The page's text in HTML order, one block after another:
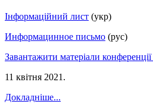
Інформаційний лист (укр)
Информацинное письмо (рус)
Завантажити матеріали конференції
11 квітня 2021 .
Докладніше...